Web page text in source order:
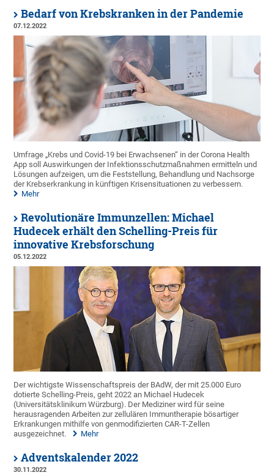
Bedarf von Krebskranken in der Pandemie
07.12.2022
Umfrage „Krebs und Covid-19 bei Erwachsenen“ in der Corona Health
App soll Auswirkungen der Infektionsschutzmaßnahmen ermitteln und
Lösungen aufzeigen, um die Feststellung, Behandlung und Nachsorge
der Krebserkrankung in künftigen Krisensituationen zu verbessern.
Mehr
Revolutionäre Immunzellen: Michael
Hudecek erhält den Schelling-Preis für
innovative Krebsforschung
05.12.2022
Der wichtigste Wissenschaftspreis der BAdW, der mit 25.000 Euro
dotierte Schelling-Preis, geht 2022 an Michael Hudecek
(Universitätsklinikum Würzburg). Der Mediziner wird für seine
herausragenden Arbeiten zur zellulären Immuntherapie bösartiger
Erkrankungen mithilfe von genmodifizierten CAR-T-Zellen
ausgezeichnet.
Mehr
Adventskalender 2022
30.11.2022